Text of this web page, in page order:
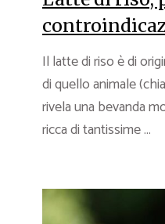
Il latte di riso è di
di quello animale
rivela una bevanda
ricca di tantissime ...